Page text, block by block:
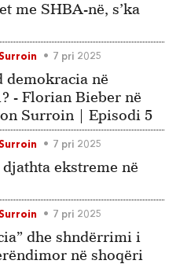
me SHBA-në, s’ka
7 pri 2025
demokracia në
- Florian Bieber në
Surroin | Episodi 5
7 pri 2025
ekstreme në
7 pri 2025
dhe shndërrimi i
në shoqëri